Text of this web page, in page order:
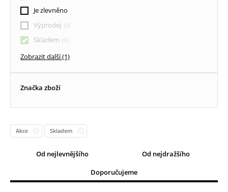
Textilní roletky DEN / NOC
Vertikální žaluzie
Dřevěné žaluzie
Je zlevněno
Výprodej
Skladem
Zobrazit další (1)
Značka zboží
Akce Skladem
Doporučujeme
Od nejlevnějšího Od nejdražšího